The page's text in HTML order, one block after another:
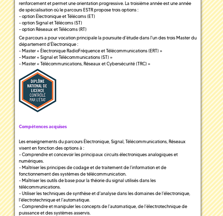
renforcement et permet une orientation progressive. La troisième année est une année
de spécialisation où le parcours ESTR propose trois options :
- option Électronique et Télécoms (ET)
- option Signal et Télécoms (ST)
- option Réseaux et Télécoms (RT)
Ce parcours a pour vocation principale la poursuite d'étude dans l'un des trois Master du
département d’Électronique :
- Master « Électronique RadioFréquence et Télécommunications (ERT) »
- Master « Signal et Télécommunications (ST) »
- Master « Télécommunications, Réseaux et Cybersécurité (TRC) »
Compétences acquises
Les enseignements du parcours Électronique, Signal, Télécommunications, Réseaux
visent en fonction des options à :
- Comprendre et concevoir les principaux circuits électroniques analogiques et
numériques.
- Maîtriser les principes de codage et de traitement de l’information et de
fonctionnement des systèmes de télécommunication.
- Maîtriser les outils de base pour la théorie du signal utilisés dans les
télécommunications.
- Utiliser les techniques de synthèse et d'analyse dans les domaines de l’électronique,
l’électrotechnique et l’automatique.
- Comprendre et manipuler les concepts de l’automatique, de l’électrotechnique de
puissance et des systèmes asservis.